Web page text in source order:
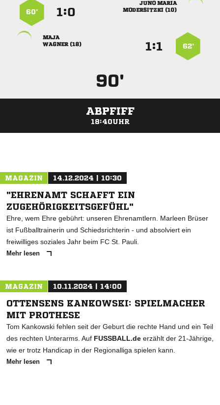
 
 
:
60’
62’
:

 
90'
ABPFIFF
18:40UHR
MAGAZIN 14.12.2024 | 10:30
"EHRENAMT SCHAFFT EIN
ZUGEHÖRIGKEITSGEFÜHL"
Ehre, wem Ehre gebührt: unseren Ehrenamtlern. Marleen Brüser
ist Fußballtrainerin und Schiedsrichterin - und absolviert ein
freiwilliges soziales Jahr beim FC St. Pauli.
Mehr lesen
MAGAZIN 10.11.2024 | 14:00
OTTENSENS KANKOWSKI: SPIELMACHER
MIT PROTHESE
Tom Kankowski fehlen seit der Geburt die rechte Hand und ein Teil
des rechten Unterarms. Auf FUSSBALL.de erzählt der 21-Jährige,
wie er trotz Handicap in der Regionalliga spielen kann.
Mehr lesen